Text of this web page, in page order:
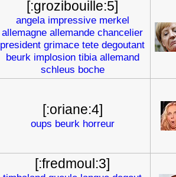
[:grozibouille:5]
angela impressive merkel
allemagne allemande chancelier
president grimace tete degoutant
beurk implosion tibia allemand
schleus boche
[:oriane:4]
oups beurk horreur
[:fredmoul:3]